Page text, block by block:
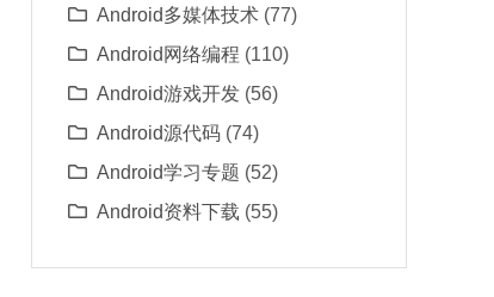
Android多媒体技术(77)
Android网络编程 (110)
Android游戏开发(56)
Android源代码(74)
Android学习专题 (52)
Android资料下载 (55)